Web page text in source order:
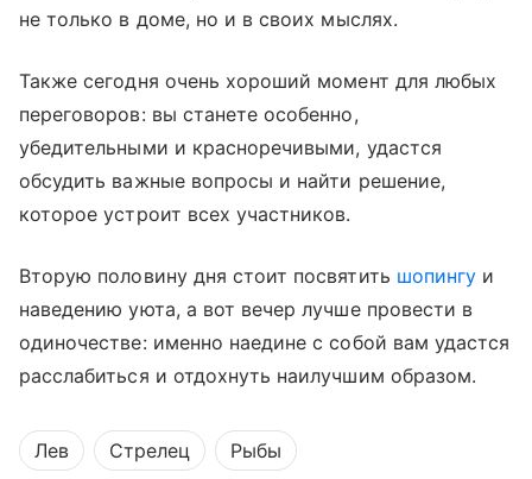
не только в доме, но и в своих мыслях.
Также сегодня очень хороший момент для любых
переговоров: вы станете особенно,
убедительными и красноречивыми, удастся
обсудить важные вопросы и найти решение,
которое устроит всех участников.
Вторую половину дня стоит посвятить шопингу и
наведению уюта, а вот вечер лучше провести в
одиночестве: именно наедине с собой вам удастся
расслабиться и отдохнуть наилучшим образом.
Лев Стрелец Рыбы